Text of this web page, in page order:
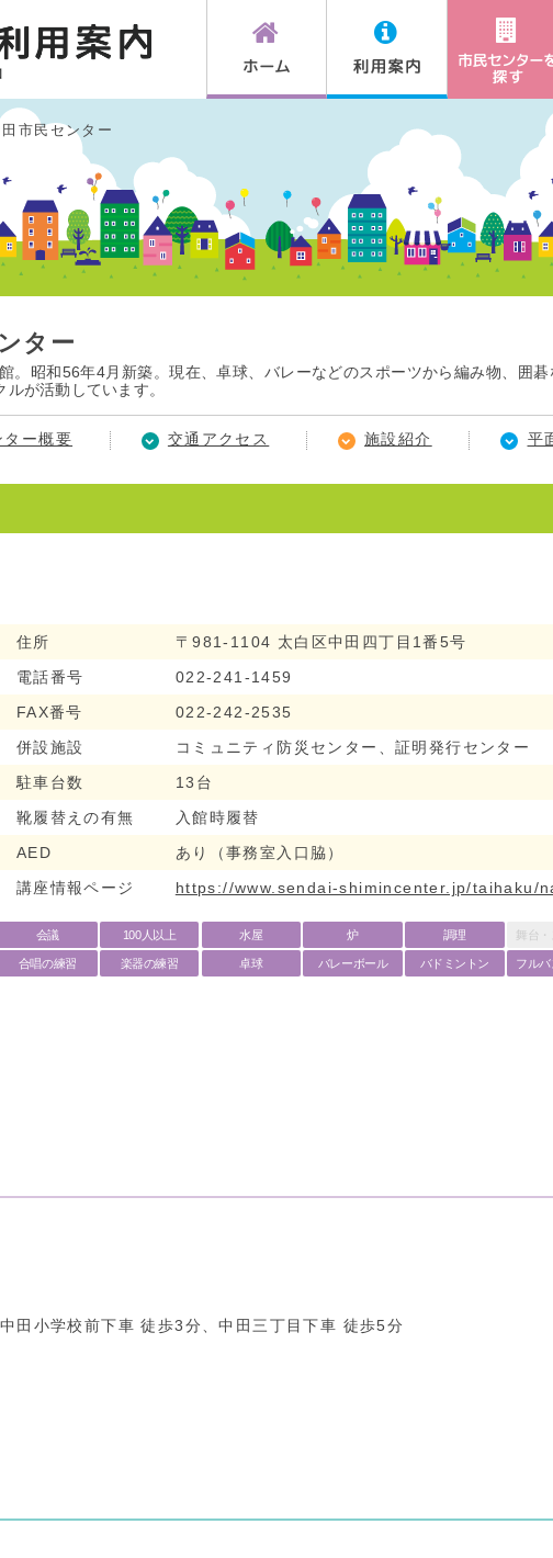
市民センター
ター
。昭和56年4月新築。現在、卓球、バレーなどのスポーツから編み物、囲
が活動しています。
ター概要 交通アクセス 施設紹介 平
住所
〒981-1104 太白区中田四丁目1番5号
電話番号
022-241-1459
FAX番号
022-242-2535
併設施設
コミュニティ防災センター、証明発行センター
駐車台数
13台
靴履替えの有無
入館時履替
AED
あり（事務室入口脇）
講座情報ページ
https://www.sendai-shimincenter.jp/taihaku/
会議 100人以上 水屋 炉 調理 舞台・
合唱の練習 楽器の練習 卓球 バレーボール バドミントン フルバ
田小学校前下車 徒歩3分、中田三丁目下車 徒歩5分